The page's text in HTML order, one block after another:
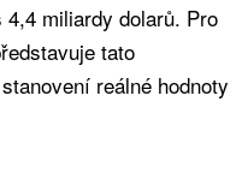
miliardy dolarů. Pro
tato
reálné hodnoty